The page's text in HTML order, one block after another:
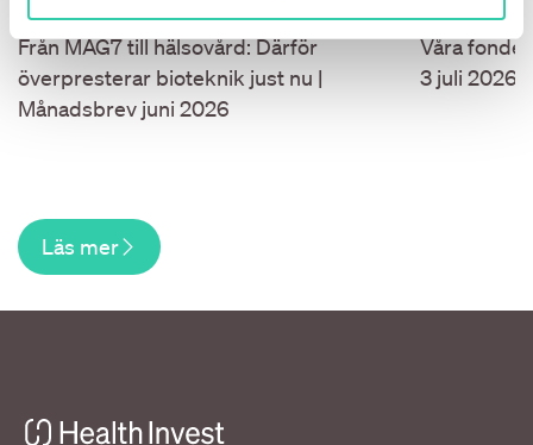
Från MAG7 till hälsovård: Därför
överpresterar bioteknik just nu |
Månadsbrev juni 2026
Våra
3 juli 2026.
Läs mer